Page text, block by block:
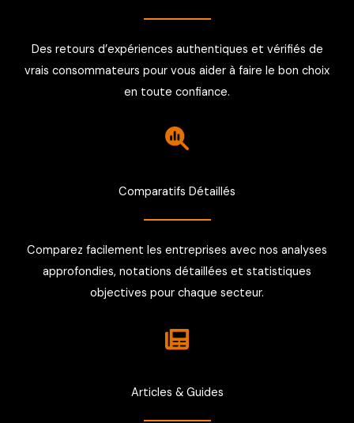
Des retours d’expériences authentiques et vérifiés de
vrais consommateurs pour vous aider à faire le bon choix
en toute confiance.
Comparatifs Détaillés
Comparez facilement les entreprises avec nos analyses
approfondies, notations détaillées et statistiques
objectives pour chaque secteur.
Articles & Guides